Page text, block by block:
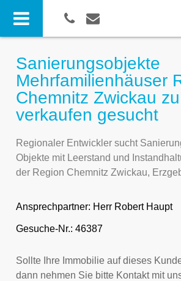
Sanierungsobjekte
Mehrfamilienhäuser
Chemnitz Zwickau zu
verkaufen gesucht
Regionaler Entwickler sucht
Objekte mit Leerstand und
der Region Chemnitz Zwickau,
Ansprechpartner: Herr Robert Haupt
Gesuche-Nr.: 46387
Sollte Ihre Immobilie auf dieses
dann nehmen Sie bitte Kontakt mit